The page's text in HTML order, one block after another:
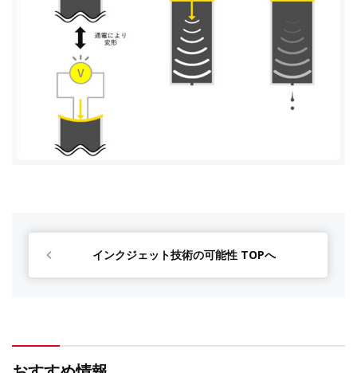
インクジェット技術の可能性 TOPへ